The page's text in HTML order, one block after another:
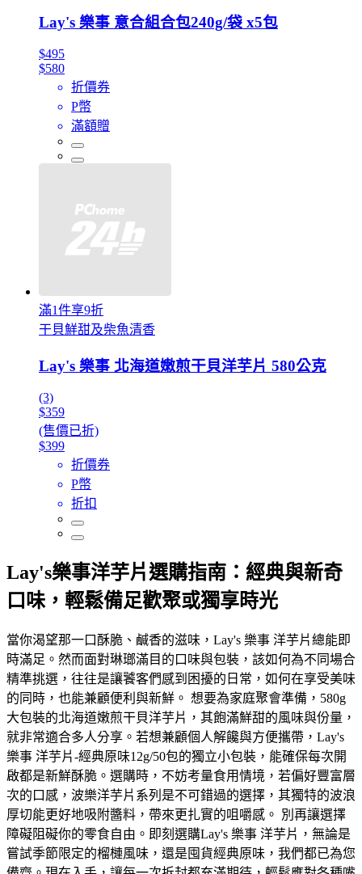
Lay's 樂事 意合組合包240g/袋 x5包
$495
$580
折價券
P幣
滿額贈
滿1件享9折
干貝鮮甜及柴魚清香
Lay's 樂事 北海道嫩煎干貝洋芋片 580公克
(3)
$359
(售價已折)
$399
折價券
P幣
折扣
Lay's樂事洋芋片選購指南：經典與新奇
口味，輕鬆備足歡聚或獨享時光
當你渴望那一口酥脆、鹹香的滋味，Lay's 樂事 洋芋片總能即
時滿足。然而面對琳瑯滿目的口味與包裝，該如何為不同場合
精準挑選，往往是讓饕客們感到困擾的日常，如何在享受美味
的同時，也能兼顧便利與新鮮。 想要為家庭聚會準備，580g
大包裝的北海道嫩煎干貝洋芋片，其飽滿鮮甜的風味與份量，
就非常適合多人分享。若想兼顧個人解饞與方便攜帶，Lay's
樂事 洋芋片-經典原味12g/50包的獨立小包裝，能確保每次開
啟都是新鮮酥脆。選購時，不妨考量食用情境，若偏好豐富層
次的口感，波樂洋芋片系列是不可錯過的選擇，其獨特的波浪
厚切能更好地吸附醬料，帶來更扎實的咀嚼感。 別再讓選擇
障礙阻礙你的零食自由。即刻選購Lay's 樂事 洋芋片，無論是
嘗試季節限定的榴槤風味，還是囤貨經典原味，我們都已為您